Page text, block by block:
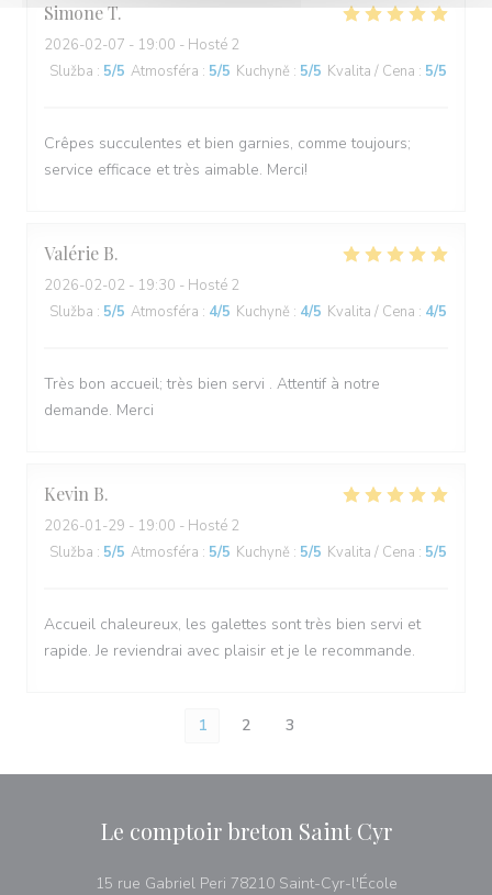
SimoneT
2026-02-07 - 19:00 - Hosté 2
Služba : 5/5 Atmosféra : 5/5 Kuchyně : 5/5 Kvalita / Cena : 5/5
Crêpes succulentes et bien garnies, comme toujours;
service efficace et très aimable. Merci!
Valérie B
2026-02-02 - 19:30 - Hosté 2
Služba : 5/5 Atmosféra : 4/5 Kuchyně : 4/5 Kvalita / Cena : 4/5
Très bon accueil; très bien servi . Attentif à notre
demande. Merci
Kevin B
2026-01-29 - 19:00 - Hosté 2
Služba : 5/5 Atmosféra : 5/5 Kuchyně : 5/5 Kvalita / Cena : 5/5
Accueil chaleureux, les galettes sont très bien servi et
rapide. Je reviendrai avec plaisir et je le recommande.
1 2 3
Le comptoir breton Saint Cyr
15 rue Gabriel Peri 78210 Saint-Cyr-l'École((otevře se v